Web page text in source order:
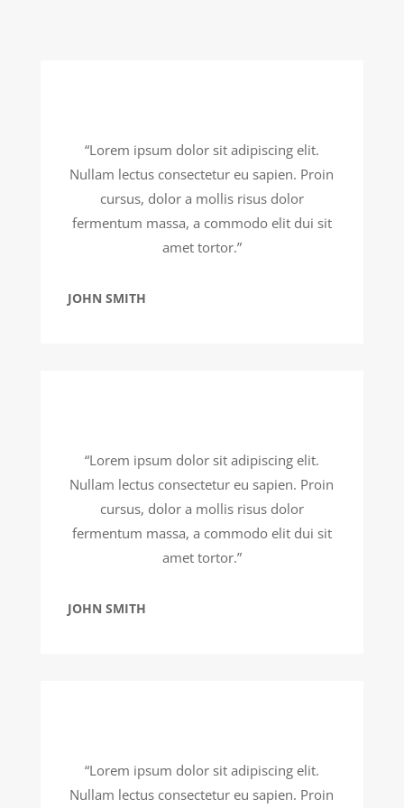
“Lorem ipsum dolor sit adipiscing elit.
Nullam lectus consectetur eu sapien. Proin
cursus, dolor a mollis risus dolor
fermentum massa, a commodo elit dui sit
amet tortor.”
JOHN SMITH
“Lorem ipsum dolor sit adipiscing elit.
Nullam lectus consectetur eu sapien. Proin
cursus, dolor a mollis risus dolor
fermentum massa, a commodo elit dui sit
amet tortor.”
JOHN SMITH
“Lorem ipsum dolor sit adipiscing elit.
Nullam lectus consectetur eu sapien. Proin